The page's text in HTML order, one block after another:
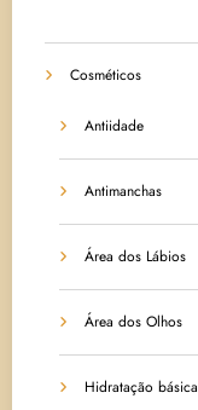
Cosméticos
Antiidade
Antimanchas
Área dos Lábios
Área dos Olhos
Hidratação básica